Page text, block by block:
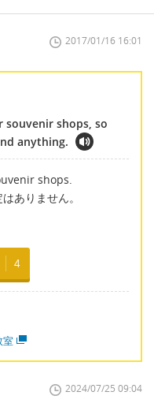
2017/01/16 16:01
shops, so
anything.
shops.
ありません。
4
室
2024/07/25 09:04